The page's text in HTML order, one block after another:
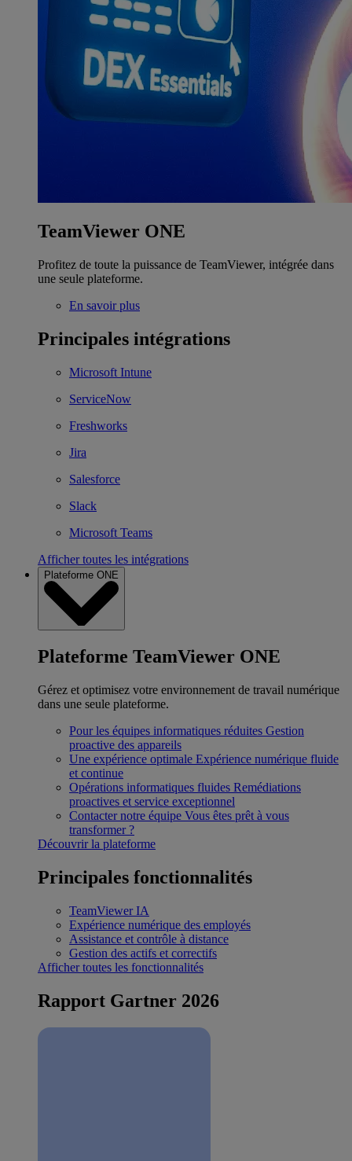
TeamViewer ONE
Profitez de toute la puissance de TeamViewer, intégrée dans
une seule plateforme.
En savoir plus
Principales intégrations
Microsoft Intune
ServiceNow
Freshworks
Jira
Salesforce
Slack
Microsoft Teams
Afficher toutes les intégrations
Plateforme ONE
Plateforme TeamViewer ONE
Gérez et optimisez votre environnement de travail numérique
dans une seule plateforme.
Pour les équipes informatiques réduites Gestion
proactive des appareils
Une expérience optimale Expérience numérique fluide
et continue
Opérations informatiques fluides Remédiations
proactives et service exceptionnel
Contacter notre équipe Vous êtes prêt à vous
transformer ?
Découvrir la plateforme
Principales fonctionnalités
TeamViewer IA
Expérience numérique des employés
Assistance et contrôle à distance
Gestion des actifs et correctifs
Afficher toutes les fonctionnalités
Rapport Gartner 2026